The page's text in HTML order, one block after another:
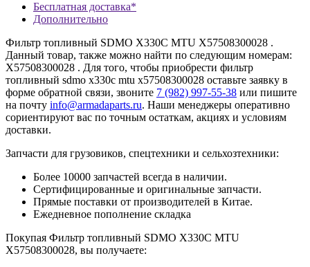
Бесплатная доставка*
Дополнительно
Фильтр топливный SDMO X330C MTU X57508300028 .
Данный товар, также можно найти по следующим номерам:
X57508300028 . Для того, чтобы приобрести фильтр
топливный sdmo x330c mtu x57508300028 оставьте заявку в
форме обратной связи, звоните 7 (982) 997-55-38 или пишите
на почту info@armadaparts.ru. Наши менеджеры оперативно
сориентируют вас по точным остаткам, акциях и условиям
доставки.
Запчасти для грузовиков, спецтехники и сельхозтехники:
Более 10000 запчастей всегда в наличии.
Сертифицированные и оригинальные запчасти.
Прямые поставки от производителей в Китае.
Ежедневное пополнение складка
Покупая Фильтр топливный SDMO X330C MTU
X57508300028, вы получаете: